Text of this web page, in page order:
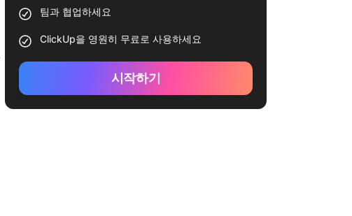
팀과 협업하세요
ClickUp을 영원히 무료로 사용하세요
시작하기